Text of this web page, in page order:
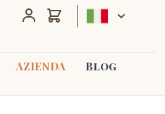
Carrello
AZIENDA Blog